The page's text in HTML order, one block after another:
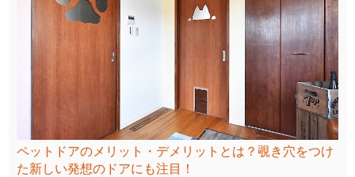
ペットドアのメリット・デメリットとは？覗き穴をつけ
た新しい発想のドアにも注目！